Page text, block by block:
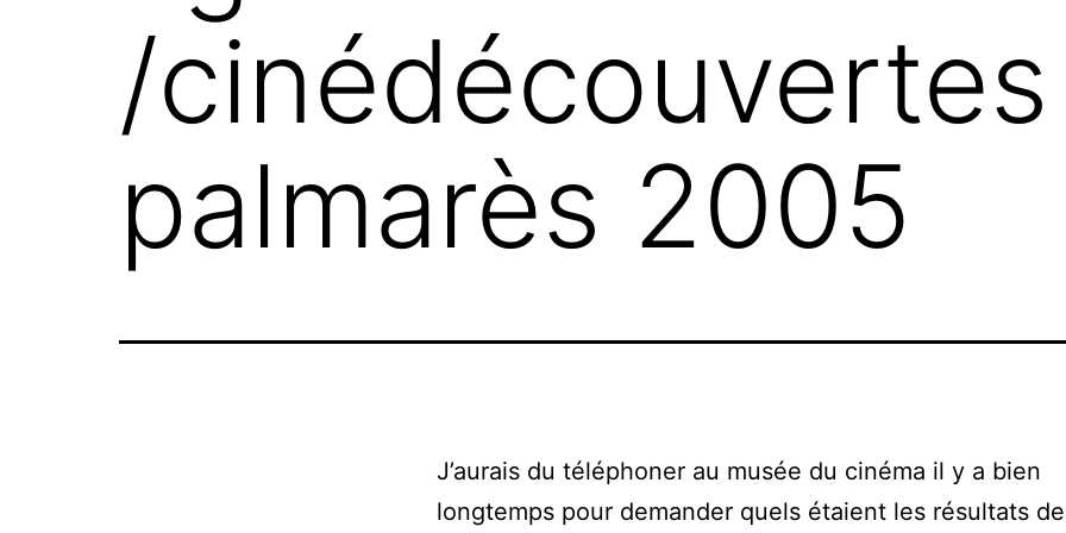
/
palmarès 2005
J’aurais du téléphoner au musée du cinéma il y a bien
longtemps pour demander quels étaient les résultats de